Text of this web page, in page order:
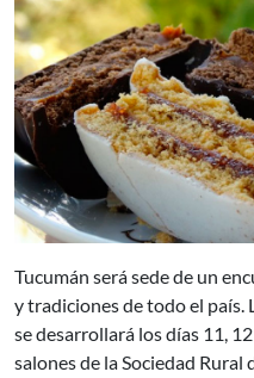
Tucumán será sede de un
y tradiciones de todo el país.
se desarrollará los días 11,
salones de la Sociedad Rural